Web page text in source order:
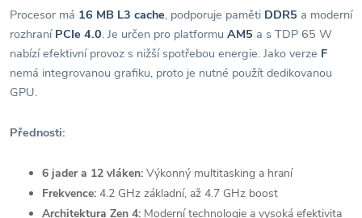
Procesor má 16 MB L3 cache, podporuje paměti DDR5 a moderní
rozhraní PCIe 4.0. Je určen pro platformu AM5 a s TDP 65 W
nabízí efektivní provoz s nižší spotřebou energie. Jako verze F
nemá integrovanou grafiku, proto je nutné použít dedikovanou
GPU.
Přednosti:
6 jader a 12 vláken: Výkonný multitasking a hraní
Frekvence: 4.2 GHz základní, až 4.7 GHz boost
Architektura Zen 4: Moderní technologie a vysoká efektivita